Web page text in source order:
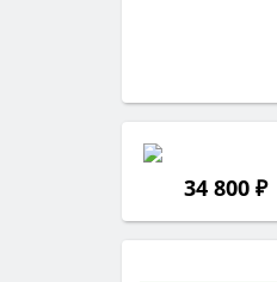
34 800 ₽